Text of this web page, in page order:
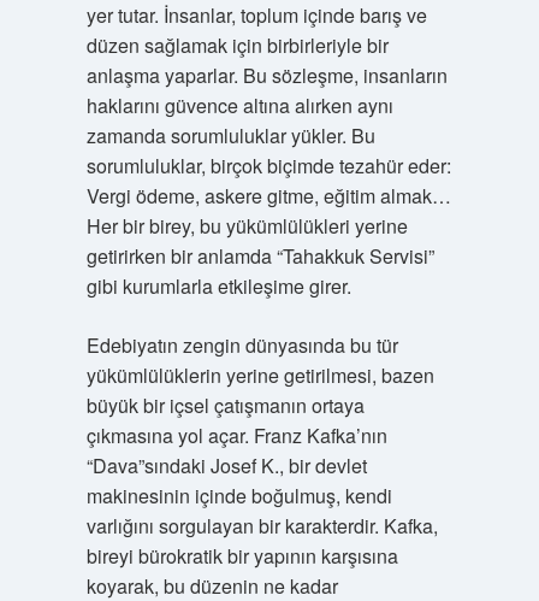
yer tutar. İnsanlar, toplum içinde barış ve
düzen sağlamak için birbirleriyle bir
anlaşma yaparlar. Bu sözleşme, insanların
haklarını güvence altına alırken aynı
zamanda sorumluluklar yükler. Bu
sorumluluklar, birçok biçimde tezahür eder:
Vergi ödeme, askere gitme, eğitim almak…
Her bir birey, bu yükümlülükleri yerine
getirirken bir anlamda “Tahakkuk Servisi”
gibi kurumlarla etkileşime girer.
Edebiyatın zengin dünyasında bu tür
yükümlülüklerin yerine getirilmesi, bazen
büyük bir içsel çatışmanın ortaya
çıkmasına yol açar. Franz Kafka’nın
“Dava”sındaki Josef K., bir devlet
makinesinin içinde boğulmuş, kendi
varlığını sorgulayan bir karakterdir. Kafka,
bireyi bürokratik bir yapının karşısına
koyarak, bu düzenin ne kadar